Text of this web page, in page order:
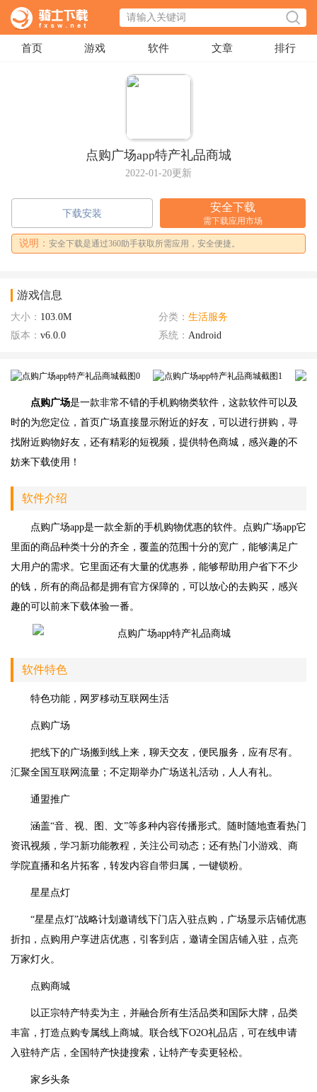
首页 游戏 软件 文章 排行
点购广场app特产礼品商城
2022-01-20更新
下载安装
安全下载
需下载应用市场
说明： 安全下载是通过360助手获取所需应用，安全便捷。
游戏信息
大小： 103.0M 分类： 生活服务
版本： v6.0.0 系统： Android
点购广场是一款非常不错的手机购物类软件，这款软件可以及
时的为您定位，首页广场直接显示附近的好友，可以进行拼购，寻
找附近购物好友，还有精彩的短视频，提供特色商城，感兴趣的不
妨来下载使用！
软件介绍
点购广场app是一款全新的手机购物优惠的软件。点购广场app它
里面的商品种类十分的齐全，覆盖的范围十分的宽广，能够满足广
大用户的需求。它里面还有大量的优惠券，能够帮助用户省下不少
的钱，所有的商品都是拥有官方保障的，可以放心的去购买，感兴
趣的可以前来下载体验一番。
软件特色
特色功能，网罗移动互联网生活
点购广场
把线下的广场搬到线上来，聊天交友，便民服务，应有尽有。
汇聚全国互联网流量；不定期举办广场送礼活动，人人有礼。
通盟推广
涵盖“音、视、图、文”等多种内容传播形式。随时随地查看热门
资讯视频，学习新功能教程，关注公司动态；还有热门小游戏、商
学院直播和名片拓客，转发内容自带归属，一键锁粉。
星星点灯
“星星点灯”战略计划邀请线下门店入驻点购，广场显示店铺优惠
折扣，点购用户享进店优惠，引客到店，邀请全国店铺入驻，点亮
万家灯火。
点购商城
以正宗特产特卖为主，并融合所有生活品类和国际大牌，品类
丰富，打造点购专属线上商城。联合线下O2O礼品店，可在线申请
入驻特产店，全国特产快捷搜索，让特产专卖更轻松。
家乡头条